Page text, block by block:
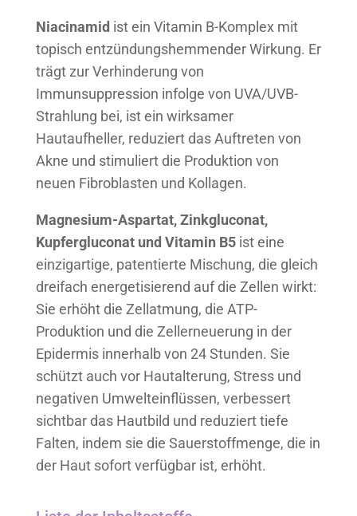
Niacinamid ist ein Vitamin B-Komplex mit
topisch entzündungshemmender Wirkung. Er
trägt zur Verhinderung von
Immunsuppression infolge von UVA/UVB-
Strahlung bei, ist ein wirksamer
Hautaufheller, reduziert das Auftreten von
Akne und stimuliert die Produktion von
neuen Fibroblasten und Kollagen.
Magnesium-Aspartat, Zinkgluconat,
Kupfergluconat und Vitamin B5 ist eine
einzigartige, patentierte Mischung, die gleich
dreifach energetisierend auf die Zellen wirkt:
Sie erhöht die Zellatmung, die ATP-
Produktion und die Zellerneuerung in der
Epidermis innerhalb von 24 Stunden. Sie
schützt auch vor Hautalterung, Stress und
negativen Umwelteinflüssen, verbessert
sichtbar das Hautbild und reduziert tiefe
Falten, indem sie die Sauerstoffmenge, die in
der Haut sofort verfügbar ist, erhöht.